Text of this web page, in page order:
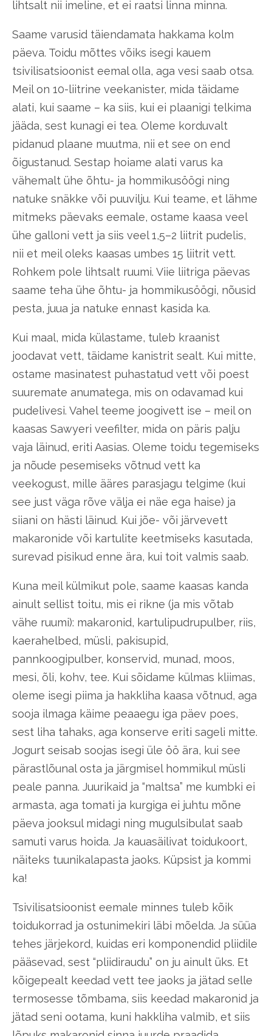
lihtsalt nii imeline, et ei raatsi linna minna.
Saame varusid täiendamata hakkama kolm
päeva. Toidu mõttes võiks isegi kauem
tsivilisatsioonist eemal olla, aga vesi saab otsa.
Meil on 10-liitrine veekanister, mida täidame
alati, kui saame – ka siis, kui ei plaanigi telkima
jääda, sest kunagi ei tea. Oleme korduvalt
pidanud plaane muutma, nii et see on end
õigustanud. Sestap hoiame alati varus ka
vähemalt ühe õhtu- ja hommikusöögi ning
natuke snäkke või puuvilju. Kui teame, et lähme
mitmeks päevaks eemale, ostame kaasa veel
ühe galloni vett ja siis veel 1,5–2 liitrit pudelis,
nii et meil oleks kaasas umbes 15 liitrit vett.
Rohkem pole lihtsalt ruumi. Viie liitriga päevas
saame teha ühe õhtu- ja hommikusöögi, nõusid
pesta, juua ja natuke ennast kasida ka.
Kui maal, mida külastame, tuleb kraanist
joodavat vett, täidame kanistrit sealt. Kui mitte,
ostame masinatest puhastatud vett või poest
suuremate anumatega, mis on odavamad kui
pudelivesi. Vahel teeme joogivett ise – meil on
kaasas Sawyeri veefilter, mida on päris palju
vaja läinud, eriti Aasias. Oleme toidu tegemiseks
ja nõude pesemiseks võtnud vett ka
veekogust, mille ääres parasjagu telgime (kui
see just väga rõve välja ei näe ega haise) ja
siiani on hästi läinud. Kui jõe- või järvevett
makaronide või kartulite keetmiseks kasutada,
surevad pisikud enne ära, kui toit valmis saab.
Kuna meil külmikut pole, saame kaasas kanda
ainult sellist toitu, mis ei rikne (ja mis võtab
vähe ruumi): makaronid, kartulipudrupulber, riis,
kaerahelbed, müsli, pakisupid,
pannkoogipulber, konservid, munad, moos,
mesi, õli, kohv, tee. Kui sõidame külmas kliimas,
oleme isegi piima ja hakkliha kaasa võtnud, aga
sooja ilmaga käime peaaegu iga päev poes,
sest liha tahaks, aga konserve eriti sageli mitte.
Jogurt seisab soojas isegi üle öö ära, kui see
pärastlõunal osta ja järgmisel hommikul müsli
peale panna. Juurikaid ja “maltsa” me kumbki ei
armasta, aga tomati ja kurgiga ei juhtu mõne
päeva jooksul midagi ning mugulsibulat saab
samuti varus hoida. Ja kauasäilivat toidukoort,
näiteks tuunikalapasta jaoks. Küpsist ja kommi
ka!
Tsivilisatsioonist eemale minnes tuleb kõik
toidukorrad ja ostunimekiri läbi mõelda. Ja süüa
tehes järjekord, kuidas eri komponendid pliidile
pääsevad, sest “pliidiraudu” on ju ainult üks. Et
kõigepealt keedad vett tee jaoks ja jätad selle
termosesse tõmbama, siis keedad makaronid ja
jätad seni ootama, kuni hakkliha valmib, et siis